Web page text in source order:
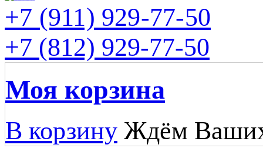
+7 (911) 929-77-50
+7 (812) 929-77-50
Моя корзина
В корзину Ждём